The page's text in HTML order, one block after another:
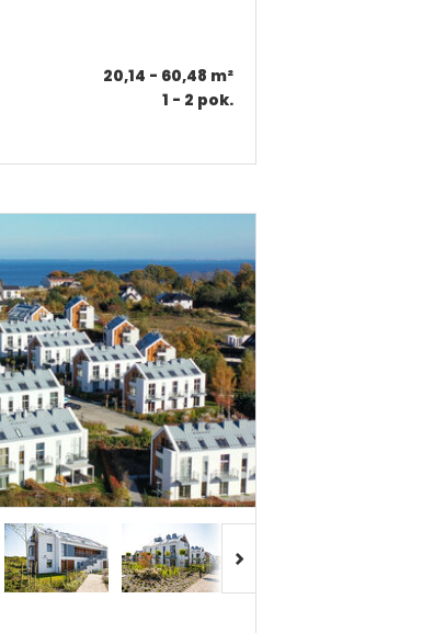
20,14 - 60,48 m²
1 - 2 pok.